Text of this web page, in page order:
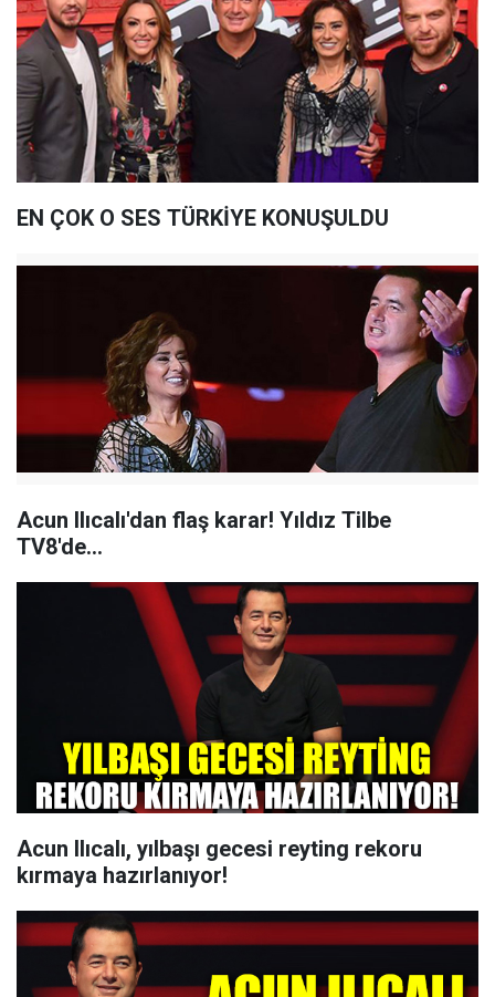
EN ÇOK O SES TÜRKİYE KONUŞULDU
Acun Ilıcalı'dan flaş karar! Yıldız Tilbe
TV8'de...
Acun Ilıcalı, yılbaşı gecesi reyting rekoru
kırmaya hazırlanıyor!